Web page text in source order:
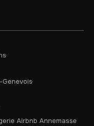
Airbnb Annemasse